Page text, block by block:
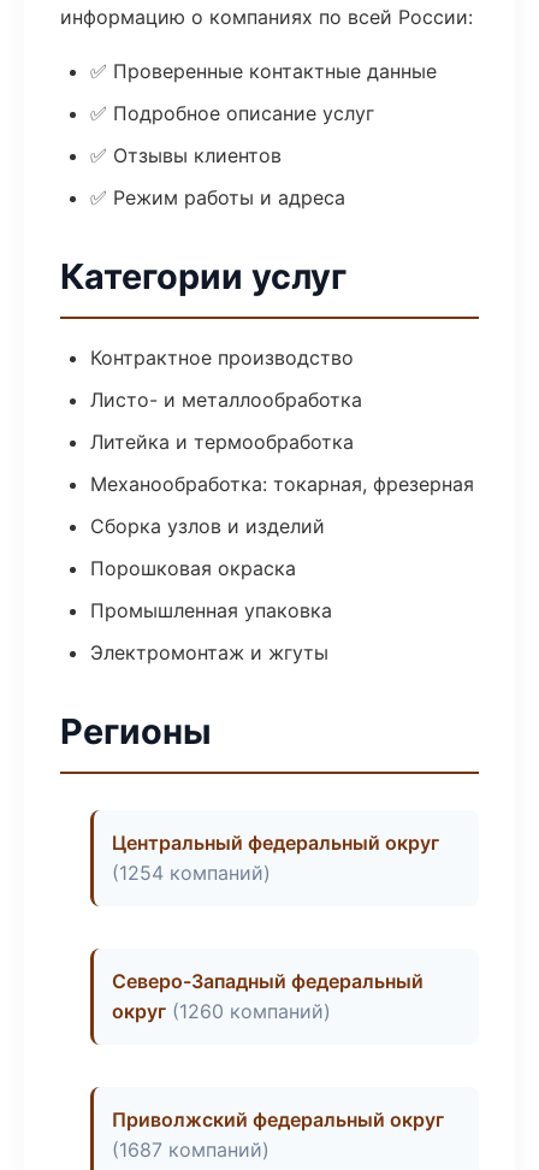
информацию о компаниях по всей России:
✅ Проверенные контактные данные
✅ Подробное описание услуг
✅ Отзывы клиентов
✅ Режим работы и адреса
Категории услуг
Контрактное производство
Листо- и металлообработка
Литейка и термообработка
Механообработка: токарная, фрезерная
Сборка узлов и изделий
Порошковая окраска
Промышленная упаковка
Электромонтаж и жгуты
Регионы
Центральный федеральный округ
(1254 компаний)
Северо-Западный федеральный
округ (1260 компаний)
Приволжский федеральный округ
(1687 компаний)